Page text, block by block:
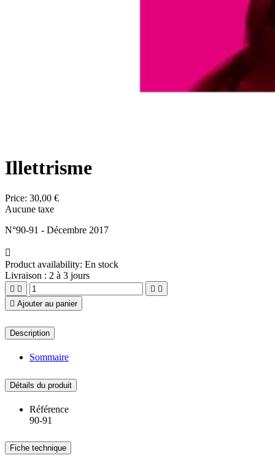
Illettrisme
Price: 30,00 €
Aucune taxe
N°90-91 - Décembre 2017

Product availability: En stock
Livraison : 2 à 3 jours
   
 Ajouter au panier
Description
Sommaire
Détails du produit
Référence
90-91
Fiche technique